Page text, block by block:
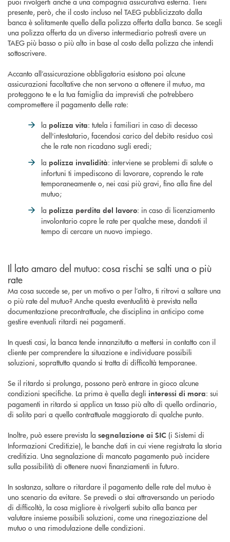
presente, però, che il costo incluso nel TAEG pubblicizzato dalla
banca è solitamente quello della polizza offerta dalla banca. Se scegli
una polizza offerta da un diverso intermediario potresti avere un
TAEG più basso o più alto in base al costo della polizza che intendi
sottoscrivere.
Accanto all’assicurazione obbligatoria esistono poi alcune
assicurazioni facoltative che non servono a ottenere il mutuo, ma
proteggono te e la tua famiglia da imprevisti che potrebbero
compromettere il pagamento delle rate:
la polizza vita: tutela i familiari in caso di decesso
dell'intestatario, facendosi carico del debito residuo così
che le rate non ricadano sugli eredi;
la polizza invalidità: interviene se problemi di salute o
infortuni ti impediscono di lavorare, coprendo le rate
temporaneamente o, nei casi più gravi, fino alla fine del
mutuo;
la polizza perdita del lavoro: in caso di licenziamento
involontario copre le rate per qualche mese, dandoti il
tempo di cercare un nuovo impiego.
Il lato amaro del mutuo: cosa rischi se salti una o più
rate
Ma cosa succede se, per un motivo o per l’altro, ti ritrovi a saltare una
o più rate del mutuo? Anche questa eventualità è prevista nella
documentazione precontrattuale, che disciplina in anticipo come
gestire eventuali ritardi nei pagamenti.
In questi casi, la banca tende innanzitutto a mettersi in contatto con il
cliente per comprendere la situazione e individuare possibili
soluzioni, soprattutto quando si tratta di difficoltà temporanee.
Se il ritardo si prolunga, possono però entrare in gioco alcune
condizioni specifiche. La prima è quella degli interessi di mora: sui
pagamenti in ritardo si applica un tasso più alto di quello ordinario,
di solito pari a quello contrattuale maggiorato di qualche punto.
Inoltre, può essere prevista la segnalazione ai SIC (i Sistemi di
Informazioni Creditizie), le banche dati in cui viene registrata la storia
creditizia. Una segnalazione di mancato pagamento può incidere
sulla possibilità di ottenere nuovi finanziamenti in futuro.
In sostanza, saltare o ritardare il pagamento delle rate del mutuo è
uno scenario da evitare. Se prevedi o stai attraversando un periodo
di difficoltà, la cosa migliore è rivolgerti subito alla banca per
valutare insieme possibili soluzioni, come una rinegoziazione del
mutuo o una rimodulazione delle condizioni.